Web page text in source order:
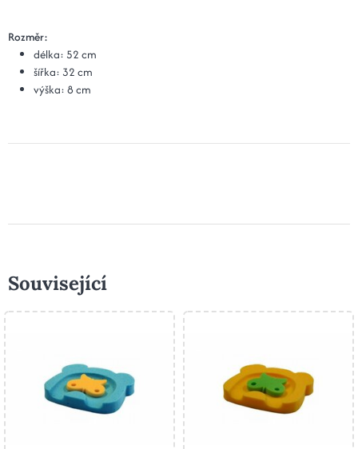
Rozměr:
délka: 52 cm
šířka: 32 cm
výška: 8 cm
Související